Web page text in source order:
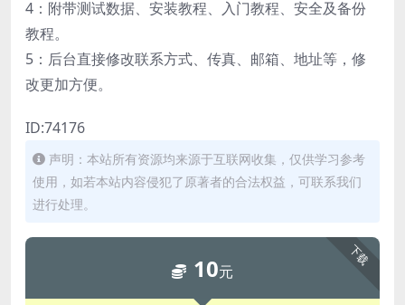
4：附带测试数据、安装教程、入门教程、安全及备份
教程。
5：后台直接修改联系方式、传真、邮箱、地址等，修
改更加方便。
ID:74176
声明：本站所有资源均来源于互联网收集，仅供学习参考
使用，如若本站内容侵犯了原著者的合法权益，可联系我们
进行处理。
下载
10元